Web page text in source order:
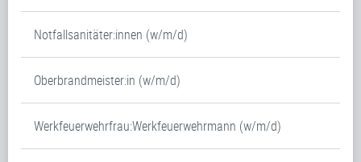
Notfallsanitäter:innen (w/m/d)
Oberbrandmeister:in (w/m/d)
Werkfeuerwehrfrau:Werkfeuerwehrmann (w/m/d)